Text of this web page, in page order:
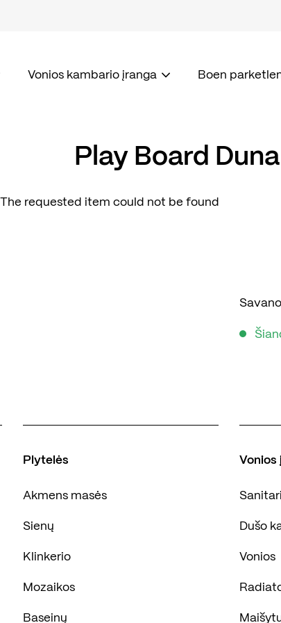
Vonios kambario įranga Boen
Play Board
The requested item could not be found
Plytelės
Akmens masės
Sienų
Klinkerio
Mozaikos
Baseinų
Vonios
Dušo
Vonios